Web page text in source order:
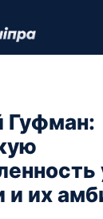
Гуфман:
и их